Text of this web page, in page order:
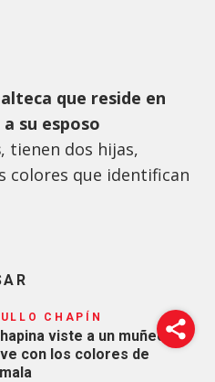
que reside en
su esposo
, tienen dos hijas,
colores que identifican
CHAPÍN
viste a un muñeco
con los colores de